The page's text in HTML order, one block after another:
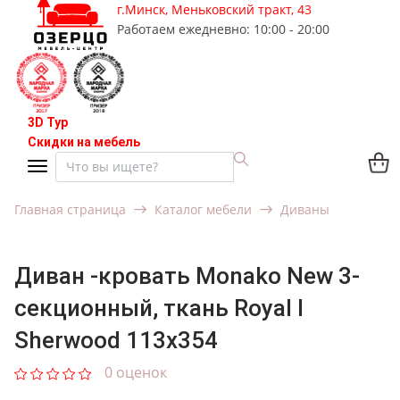
г.Минск, Меньковский тракт, 43
Работаем ежедневно: 10:00 - 20:00
3D Тур
Скидки на мебель
Главная страница Каталог мебели Диваны
Диван -кровать Monako New 3-
секционный, ткань Royal I
Sherwood 113x354
0 оценок